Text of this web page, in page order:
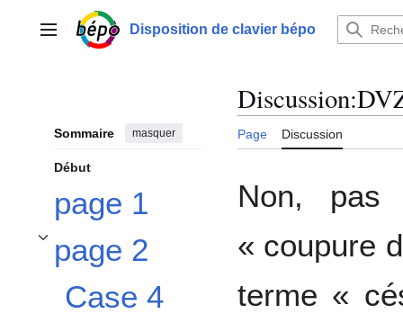
contenuMenu principalDisposition de clavier bépo
Sommaire masquer
Début
page 1
page 2
Afficher / masquer la sous-section page 2
Case 4
Discussion:
Page Discussion
Non,
« coupure
terme «